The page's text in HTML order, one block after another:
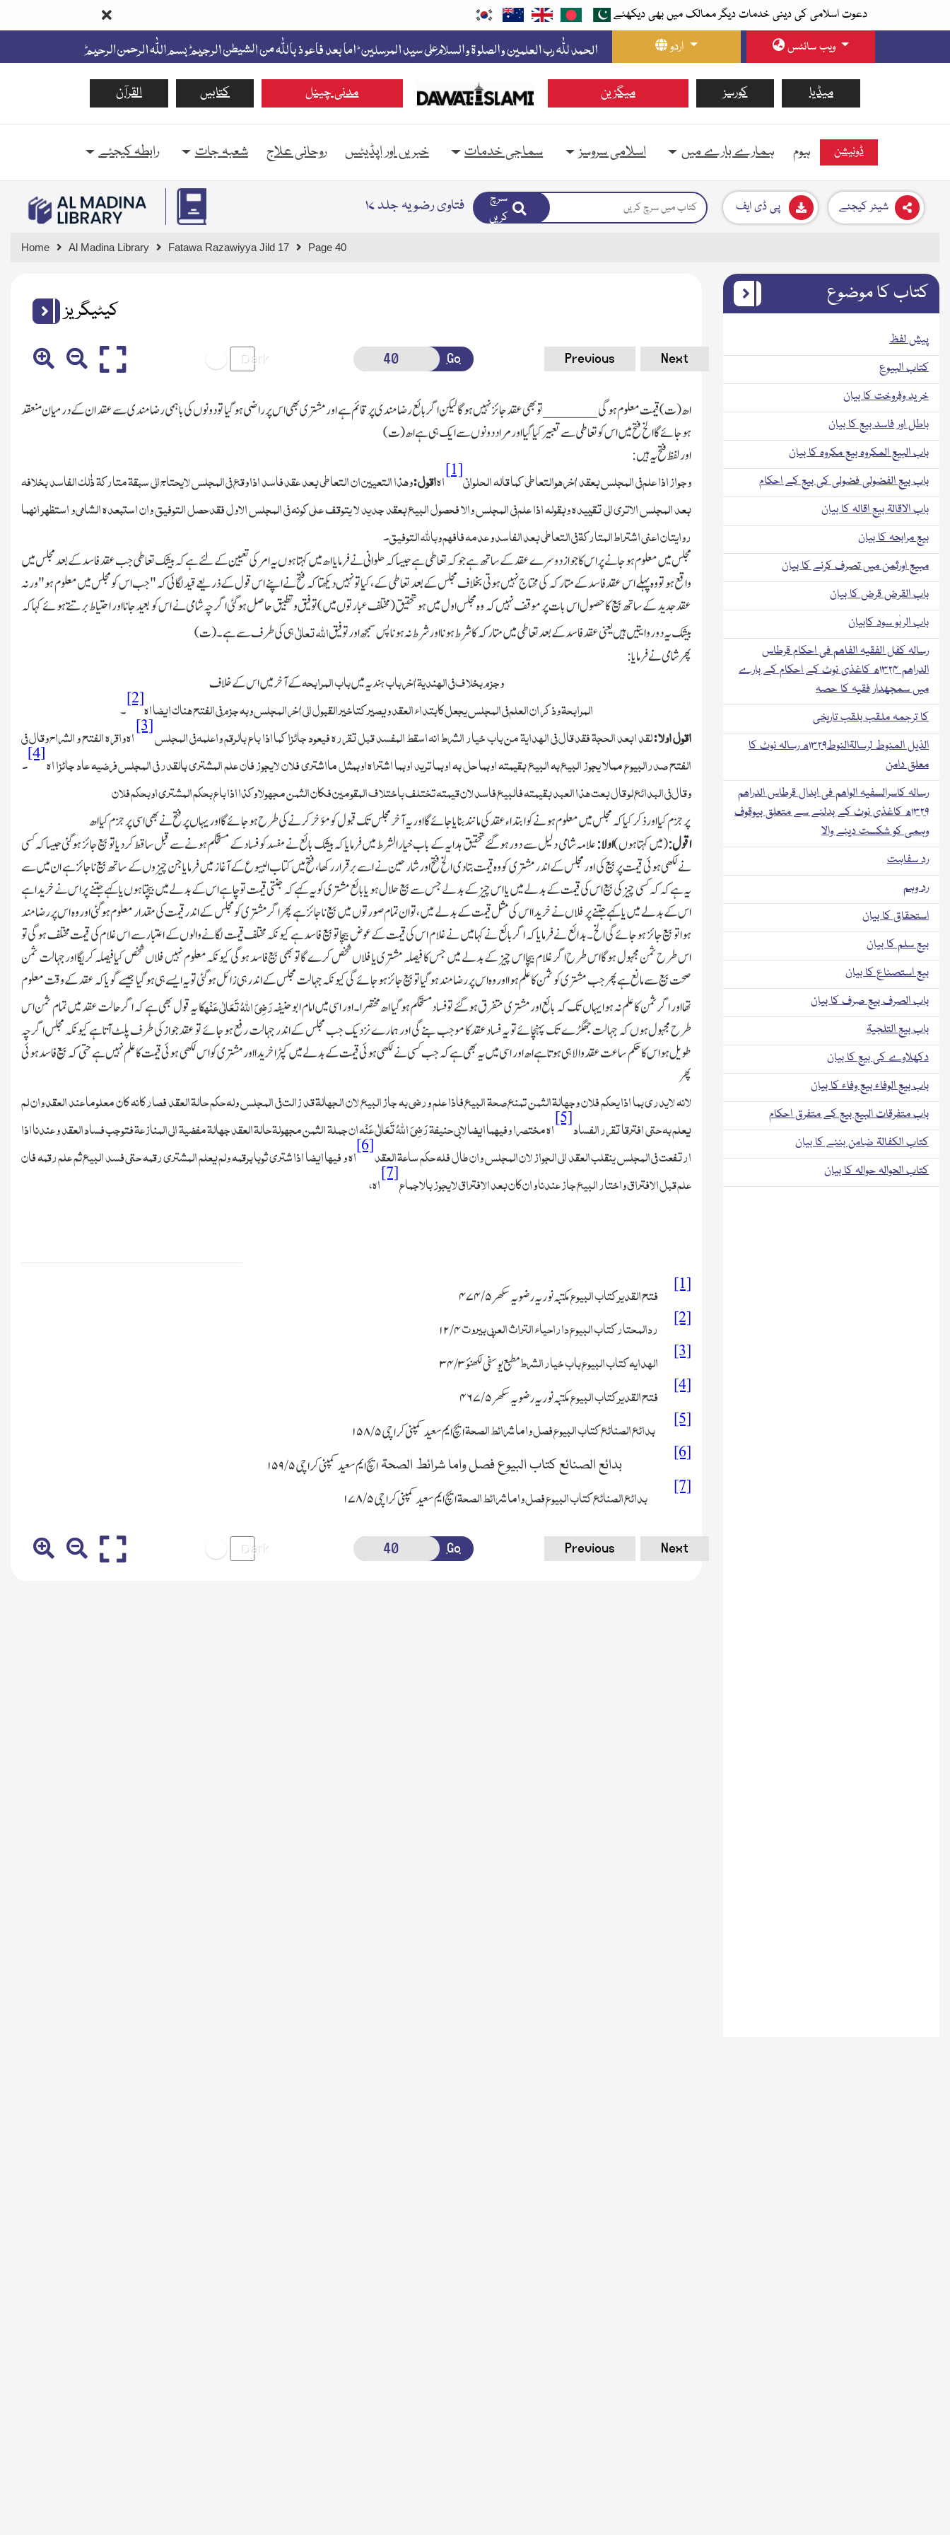
دعوت اسلامی کی دینی خدمات دیگر ممالک میں بھی دیکھئے
اردو
ویب سائٹس
القرآن کتابیں مدنی چینل میگزین کورسز میڈیا
ہوم ہمارے بارے میں اسلامی سروسز سماجی خدمات خبریں اور اپڈیٹس روحانی علاج شعبہ جات رابطہ کیجئے ڈونیشن
فتاوی رضویہ جلد ۱۷
سرچ
کریں
پی ڈی ایف شیئر کیجئے
Home Al Madina Library Fatawa Razawiyya Jild 17 Page 40
کیٹیگریز
Go Previous Next
اھ(ت) قیمت معلوم ہوگی _______ تو بھی عقد جائز نہیں ہوگا لیکن اگر بائع رضامندی پر قائم ہے اور مشتری بھی اس پر راضی ہوگیا تو دونوں کی باہمی رضامندی سے عقد ان کے درمیان منعقد
ہوجائے گا الخ فتح میں اس کو تعاطی سے تعبیر کیا گیا اور مراد دونوں سے ایك ہی ہے اھ(ت)
اور لفظ فتح یہ ہیں :
وجواز اذا علم فی المجلس بعقد اٰخر ھوالتعاطی کما قالہ الحلوانی[1]اھاقول:وھذا التعیین ان التعاطی بعد عقد فاسد اذا وقع فی المجلس لایحتاج الی سبقۃ متارکۃ ذٰلك الفاسد بخلافہ
بعد المجلس الاتری الی تقییدہ وبقولہ اذا علم فی المجلس والا فحصول البیع بعقد جدید لا یتوقف علی کونہ فی المجلس الاول فقد حصل التوفیق وان استبعدہ الشامی واستظھر انہما
روایتان اعنیاشتراط المتارکۃ فی التعاطی بعد الفاسد و عدمہ فافہم وباللہ التوفیق۔
مجلس میں معلوم ہوجانے پر اس کا جواز دوسرے عقدکے ساتھ ہے جوکہ تعاطی ہے جیسا کہ حلوانی نے فرمایا اھ میں کہتاہوں یہ امر کی تعیین کے لئے ہے کہ بیشك تعاطی جب عقد فاسد کے بعد مجلس میں
واقع ہو تو وہ پہلے اس عقد فاسد کے متارکہ کی محتاج نہیں ہوتی بخلاف مجلس کے بعد تعاطی کے،کیا تونہیں دیکھتا کہ فتح نے اپنے اس قول کے ذریعے قید لگائی کہ"جب اس کو مجلس میں معلوم ہو" ورنہ
عقد جدید کے ساتھ بیع کا حصول اس بات پر موقف نہیں کہ وہ مجلس اول میں ہو تحقیق(مختلف عبارتوں میں)توفیق وتطبیق حاصل ہوگئی اگر چہ شامی نے اس کو بعید جانا اور احتیاط برتتے ہوئے کہا کہ
بیشك یہ دو روایتیں ہیں یعنی عقد فاسد کے بعد تعاطی میں متارکہ کا شرط ہونا اور شرط نہ ہونا پس سمجھ اور توفیقالله تعالٰیہی کی طرف سے ہے۔(ت)
پھر شامی نے فرمایا:
وجزم بخلاف فی الھندیۃ اٰخر بابہندیہ میںباب المرابحہکے آخر میں اس کے خلاف
المرابحۃ وذکر ان العلم فی المجلس یجعل کابتداء العقد ویصیر کتاخیر القبول الی اٰخر المجلس وبہ جزم فی الفتح ھناك ایضا اھ[2]
۔
اقول اولا:لقد ابعد الحجۃ فقد قال فی الھدایۃ من باب خیارالشرط انہ اسقط المفسدقبل تقررہ فیعود جائزا کما اذا باع بالرقم واعلمہ فی المجلس[3]اھ واقرہ الفتح و الشراح وقال فی
الفتح صدرالبیوع ممالا یجوز البیع بہ البیع بقیمتہ اوبما حل بہ اوبما ترید اوبما اشتراہ اوبمثل مااشتری فلان لایجوز فان علم المشتری بالقدر فی المجلس فرضیہ عاد جائزا اھ[4]۔
وقال فی البدائع لو قال بعت ھذا العبد بقیمتہ فالبیع فاسد لان قیمتہ تختلف باختلاف المقومین فکان الثمن مجہولا وکذا اذا باع بحکم المشتری اوبحکم فلان
پر جزم کیا اور ذکر کیا کہ مجلس میں معلوم ہونے کو ابتداء عقد کی مانند بنایا جائے گا اور یہ آخر مجلس تك قبول کومؤخر کرنے کی طرح ہوجائے گا اوریہاں پر فتح نے بھی اسی پر جز م کیا اھ
اقول:(میں کہتاہوں)اولا:علامہ شامی دلیل سے دورہوگئے تحقیق ہدایہ کے باب خیار الشرط میں فرمایا کہ بیشك بائع نے مفسد کو فساد کے مستحکم ہونے سے قبل ساقط کردیا تو بیع جائز ہوگئی جیسا کہ کسی
نے لکھی ہوئی قیمت پر بیع کی اور مجلس کے اندر مشتری کو وہ قیمت بتادی الخ فتح اور شارحین نے اسے برقرار رکھا،فتح میں کتاب البیوع کے آغاز میں فرمایا جن چیزوں کے ساتھ بیع ناجائز ہے ان میں سے
یہ ہے کہ کہ کسی چیز کی بیع اس کی قیمت کے بدلے میں یا اس چیز کے بدلے جس سے بیع حلال ہو یا بائع مشتری کو یہ کہے کہ جنتی قیمت تو چاہے اس کے بدلے میں بیچتاہوں یا کہے جتنے پر اس نے خریدا ہے
اس کے بدلے میں یا کہے جتنے پر فلاں نے خریدا اس کی مثل قیمت کے بدلے میں ،تو ان تمام صورتوں میں بیع ناجائز ہے پھر اگر مشتری کو مجلس کے اندر قیمت کی مقدار معلوم ہوگئی اور وہ اس پر رضامند
ہوا تو بیع جائز ہوجائے گی الخ۔بدائع نے فرمایا کہ اگر بائع نے کہا میں نے غلام اس کی قیمت کے عوض بیچا تو بیع فاسد ہے کیونکہ مختلف قیمت لگانے والوں کے اعتبار سے اس غلام کی قیمت مختلف ہوگی تو
اس طرح ثمن مجہول ہوگا اس طرح اگر غلام بیچا اس چیز کے بدلے میں جس کا فیصلہ مشتری یا فلاں شخص کرے گا تو بھی بیع فاسد ہوگی کیونکہ معلوم نہیں فلاں شخص کیا فیصلہ کریگا اور جہالت ثمن
صحت بیع سے مانع ہے پھر جب مشتری کوثمن کا علم ہوا اور وہ اس پر رضامندہوگیا تو بیع جائز ہوجائے گی کیونکہ جہالت مجلس کے اندر ہی زائل ہوگئی تو یہ ایسے ہی ہوگیا جیسے گویا کہ عقد کے وقت معلوم
تھا اور اگر ثمن کا علم نہ ہوا یہاں تك کہ بائع اور مشتری متفرق ہوگئے تو فسادمستحکم ہوگیا اھ مختصرا۔اور اسی میں امام ابوحنیفہرَضِیَ اللہُ تَعَالٰی عَنْہکا یہ قول بھی ہے کہ اگرحالت عقد میں تمام ثمن اس
طرح مجہول ہوں کہ جہالت جھگڑے تك پہنچائے تو یہ فساد عقدکا موجب بنے گی اور ہمارے نزدیك جب مجلس کے اندر جہالت رفع ہوجائے تو عقدجواز کی طرف پلٹ آتاہے کیونکہ مجلس اگر چہ
طویل ہو اس کاحکم ساعت عقد والا ہی ہوتاہے اھ اور اسی میں یہ بھی ہے کہ جب کسی نے لکھی ہوئی قیمت کے بدلے میں کپڑا خریدا اور مشتری کو اس لکھی ہوئی قیمت کا علم نہیں ہے حتی کہ بیع فاسد ہوئی
پھر
لانہ لایدری بما اذا یحکم فلان وجہالۃ الثمن تمنع صحۃ البیع فاذا علم ورضی بہ جاز البیع لان الجہالۃ قد زالت فی المجلس ولہ حکم حالۃ العقد فصار کانہ کان معلوما عند العقد وان لم
یعلم بہ حتی افترقا تقرر الفساد[5]اھ مختصرا وفیہما ایضا لابی حنیفۃرَضِیَ اللہُ تَعَالٰی عَنْہان جملۃ الثمن مجہولۃ حالۃ العقد جہالۃ مفضیۃ الی المنازعۃ فتوجب فساد العقد و عندنا اذا
ارتفعت فی المجلس ینقلب العقد الی الجواز لان المجلس وان طال فلہ حکم ساعۃ العقد[6]اھ و فیہا ایضا اذا شتری ثوبا برقمہولم یعلم المشتری رقمہ حتی فسد البیع ثم علم رقمہ فان
علم قبل الافتراق واختار البیع جاز عندنا و ان کان بعد الافتراق لایجوز بالاجماع[7]اھ،
[1] فتح القدیر کتاب البیوعمکتبہ نوریہ رضویہ سکھر۵/ ۴۷۴
[2]
ردالمحتار کتاب البیوع داراحیاء التراث العربی بیروت۴/ ۱۲
[3]
الہدایہ کتاب البیوع باب خیار الشرطمطبع یوسفی لکھنؤ۳ /۳۴
[4]
فتح القدیر کتاب البیوعمکتبہ نوریہ رضویہ سکھر۵ /۴۶۷
[5]
بدائع الصنائع کتاب البیوع فصل واما شرائط الصحۃایچ ایم سعید کمپنی کراچی۵/ ۱۵۸
[6]
بدائع الصنائع کتاب البیوع فصل واما شرائط الصحۃایچ ایم سعید کمپنی کراچی۵/ ۱۵۹
[7]
بدائع الصنائع کتاب البیوع فصل واما شرائط الصحۃایچ ایم سعید کمپنی کراچی۵/ ۱۷۸
Go Previous Next
کتاب کا موضوع
پیش لفظ
کتاب البیوع
خرید وفروخت کا بیان
باطل اور فاسد بیع کا بیان
باب البیع المکروہ بیع مکروہ کا بیان
باب بیع الفضولی فضولی کی بیع کے احکام
باب الاقالۃ بیع اقالہ کا بیان
بیع مرابحہ کا بیان
مبیع اورثمن میں تصرف کرنے کا بیان
باب القرض قرض کا بیان
باب الربٰو سود کابیان
رسالہ کفل الفقیہ الفاھم فی احکام قرطاس
الدراھم ۱۳۲۴ھ کاغذی نوٹ کے احکام کے بارے
میں سمجھدار فقیہ کا حصہ
کا ترجمہ ملقب بلقب تاریخی
الذیل المنوط لرسالۃالنوط۱۳۲۹ھ رسالہ نوٹ کا
معلق دامن
رسالہ کاسرالسفیہ الواھم فی ابدال قرطاس الدراھم
۱۳۲۹ھ کاغذی نوٹ کے بدلنے سے متعلق بیوقوف
وہمی کو شکست دینے والا
رد سفاہت
رد وہم
استحقاق کا بیان
بیع سلم کا بیان
بیع استصناع کا بیان
باب الصرف بیع صرف کا بیان
باب بیع التلجیۃ
دکھلاوے کی بیع کا بیان
باب بیع الوفاء بیع وفاء کا بیان
باب متفرقات البیع بیع کے متفرق احکام
کتاب الکفالۃ ضامن بننے کا بیان
کتاب الحوالہ حوالہ کا بیان